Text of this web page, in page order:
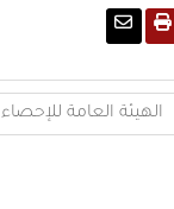
الهيئة العامة للإحصاء